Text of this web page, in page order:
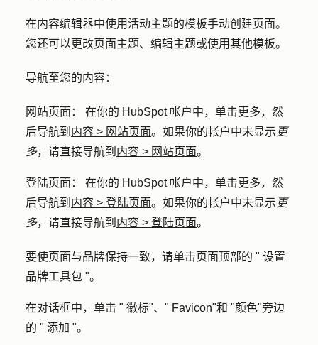
在内容编辑器中使用活动主题的模板手动创建页面。
您还可以更改页面主题、编辑主题或使用其他模板。
导航至您的内容：
网站页面 ： 在你的 HubSpot 帐户中，单击更多，然
后导航到 内容 > 网站页面。如果你的帐户中未显示 更
多，请直接导航到 内容 > 网站页面。
登陆页面 ： 在你的 HubSpot 帐户中，单击更多，然
后导航到 内容 > 登陆页面。如果你的帐户中未显示 更
多，请直接导航到 内容 > 登陆页面。
要使页面与品牌保持一致，请单击页面顶部的 " 设置
品牌工具包 "。
在对话框中，单击 " 徽标"、" Favicon"和 "颜色"旁边
的 " 添加 "。